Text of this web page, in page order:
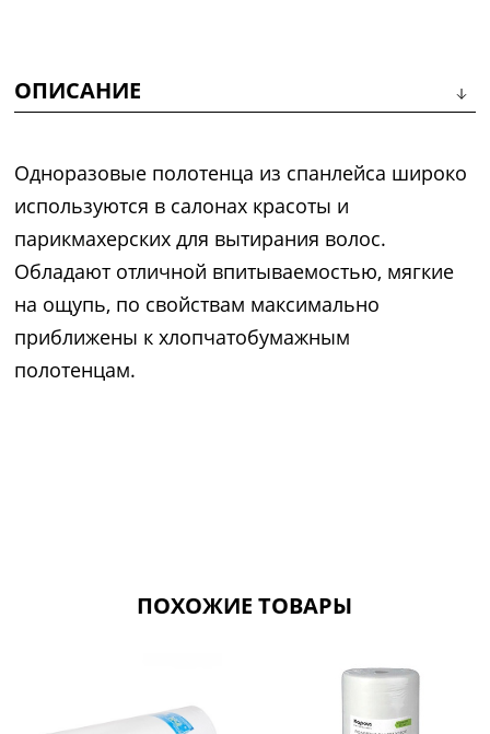
ОПИСАНИЕ
Одноразовые полотенца из спанлейса широко
используются в салонах красоты и
парикмахерских для вытирания волос.
Обладают отличной впитываемостью, мягкие
на ощупь, по свойствам максимально
приближены к хлопчатобумажным
полотенцам.
ПОХОЖИЕ ТОВАРЫ